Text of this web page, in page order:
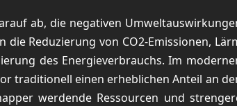
ab, die negativen
Reduzierung von CO2-Emissionen,
des Energieverbrauchs. Im
traditionell einen erheblichen Anteil an
werdende Ressourcen und